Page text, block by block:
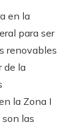
en la
para ser
renovables
de la
la Zona I
son las